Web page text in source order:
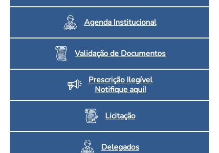
Agenda Institucional
Validação de Documentos
Prescrição Ilegível
Notifique aqui!
Licitação
Delegados